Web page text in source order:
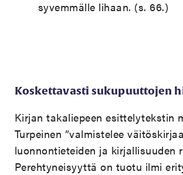
syvemmälle lihaan. (s. 66.)
Koskettavasti sukupuuttojen
Kirjan takaliepeen esittelytekstin
Turpeinen ”valmistelee väitöskirjaa
luonnontieteiden ja kirjallisuuden
Perehtyneisyyttä on tuotu ilmi